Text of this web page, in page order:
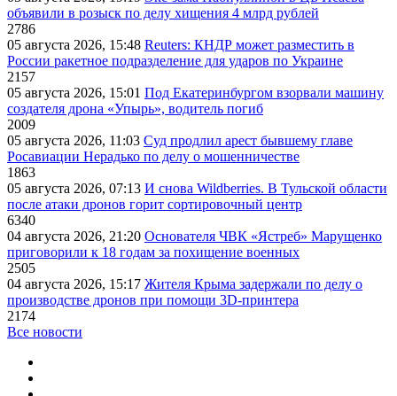
объявили в розыск по делу хищения 4 млрд рублей
2786
05 августа 2026, 15:48 Reuters: КНДР может разместить в
России ракетное подразделение для ударов по Украине
2157
05 августа 2026, 15:01 Под Екатеринбургом взорвали машину
создателя дрона «Упырь», водитель погиб
2009
05 августа 2026, 11:03 Суд продлил арест бывшему главе
Росавиации Нерадько по делу о мошенничестве
1863
05 августа 2026, 07:13 И снова Wildberries. В Тульской области
после атаки дронов горит сортировочный центр
6340
04 августа 2026, 21:20 Основателя ЧВК «Ястреб» Марущенко
приговорили к 18 годам за похищение военных
2505
04 августа 2026, 15:17 Жителя Крыма задержали по делу о
производстве дронов при помощи 3D‑принтера
2174
Все новости